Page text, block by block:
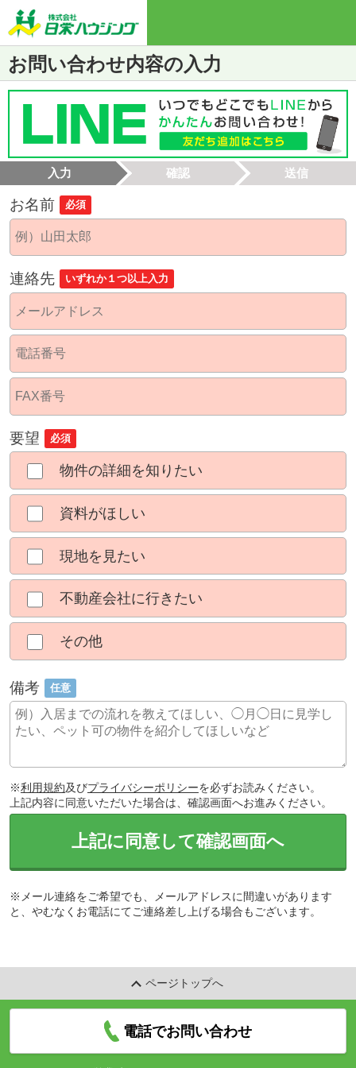
お問い合わせ内容の入力
入力 確認 送信
お名前 必須
連絡先 いずれか１つ以上入力
要望 必須
物件の詳細を知りたい
資料がほしい
現地を見たい
不動産会社に行きたい
その他
備考 任意
※利用規約及びプライバシーポリシーを必ずお読みください。
上記内容に同意いただいた場合は、確認画面へお進みください。
上記に同意して確認画面へ
※メール連絡をご希望でも、メールアドレスに間違いがあります
と、やむなくお電話にてご連絡差し上げる場合もございます。
ページトップへ
電話でお問い合わせ